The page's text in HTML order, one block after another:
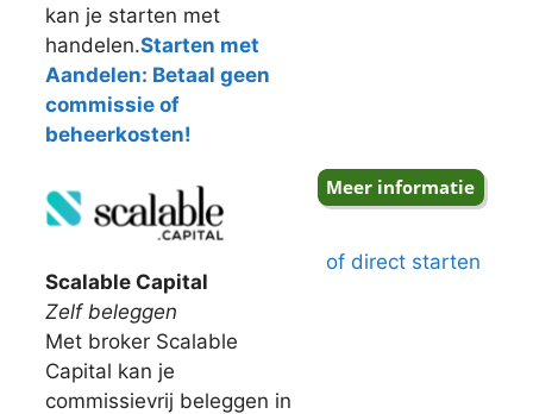
kan je starten met
handelen.Starten met
Aandelen: Betaal geen
commissie of
beheerkosten!
Scalable Capital
Zelf beleggen
Met broker Scalable
Capital kan je
commissievrij beleggen in
of direct starten